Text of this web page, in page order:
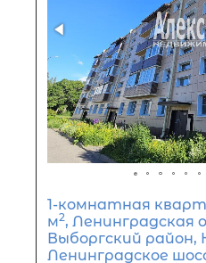
3,61 км